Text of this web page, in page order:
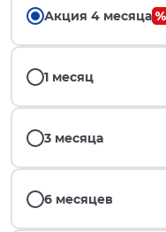
Акция 4 месяца
1 месяц
3 месяца
6 месяцев